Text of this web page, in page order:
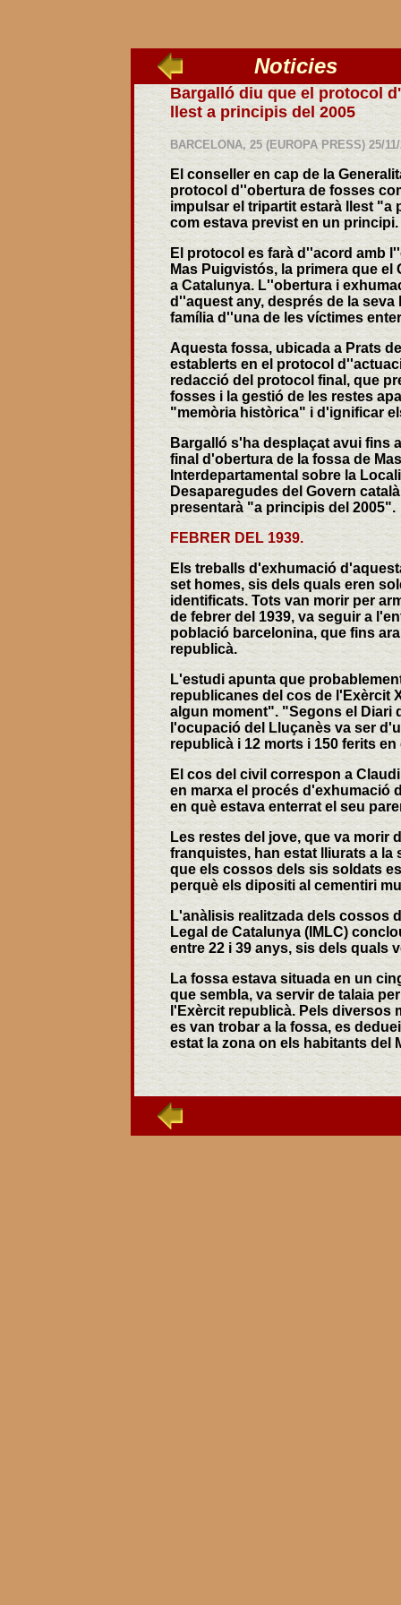
Noticies
Bargalló diu que el protocol
llest a principis del 2005
BARCELONA, 25 (EUROPA PRESS) 25/
El conseller en cap de la
protocol d''obertura de fosses
impulsar el tripartit estarà llest "a
com estava previst en un principi.
El protocol es farà d''acord amb
Mas Puigvistós, la primera que el
a Catalunya. L''obertura i
d''aquest any, després de la
família d''una de les víctimes
Aquesta fossa, ubicada a Prats
establerts en el protocol
redacció del protocol final, que
fosses i la gestió de les restes
"memòria històrica" i d'ignificar
Bargalló s'ha desplaçat avui fins
final d'obertura de la fossa de
Interdepartamental sobre la
Desaparegudes del Govern
presentarà "a principis del 2005".
FEBRER DEL 1939.
Els treballs d'exhumació
set homes, sis dels quals eren
identificats. Tots van morir per
de febrer del 1939, va seguir a
població barcelonina, que fins
republicà.
L'estudi apunta que
republicanes del cos de l'Exèrcit
algun moment". "Segons el Diari
l'ocupació del Lluçanès va ser
republicà i 12 morts i 150 ferits
El cos del civil correspon a
en marxa el procés d'exhumació
en què estava enterrat el seu
Les restes del jove, que va morir
franquistes, han estat lliurats a la
que els cossos dels sis soldats
perquè els dipositi al cementiri
L'anàlisis realitzada dels cossos
Legal de Catalunya (IMLC)
entre 22 i 39 anys, sis dels quals
La fossa estava situada en un
que sembla, va servir de talaia
l'Exèrcit republicà. Pels diversos
es van trobar a la fossa, es
estat la zona on els habitants del